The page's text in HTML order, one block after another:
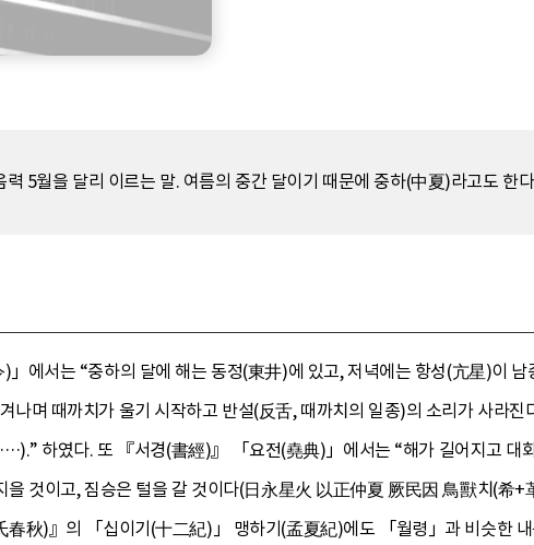
5월을 달리 이르는 말. 여름의 중간 달이기 때문에 중하(中夏)라고도 한
)」에서는 “중하의 달에 해는 동정(東井)에 있고, 저녁에는 항성(亢星)이
나며 때까치가 울기 시작하고 반설(反舌, 때까치의 일종)의 소리가 사
하였다. 또 『서경(書經)』 「요전(堯典)」에서는 “해가 길어지고 대
을 것이고, 짐승은 털을 갈 것이다(日永星火 以正仲夏 厥民因 鳥獸치(希
秋)』의 「십이기(十二紀)」 맹하기(孟夏紀)에도 「월령」과 비슷한